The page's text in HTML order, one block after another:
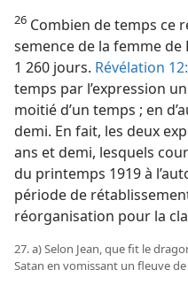
26 Combien de temps ce
semence de la femme de
1 260 jours. Révélation
temps par l’expression
moitié d’un temps ; en
demi. En fait, les deux
ans et demi, lesquels
du printemps 1919 à
période de
réorganisation pour la
27. a) Selon Jean, que fit le
Satan en vomissant un fleuve